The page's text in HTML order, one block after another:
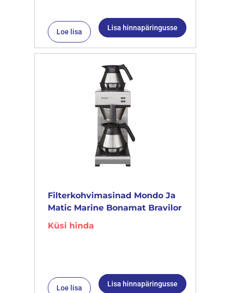
Loe lisa Lisa hinnapäringusse
Filterkohvimasinad Mondo Ja
Matic Marine Bonamat Bravilor
Küsi hinda
Loe lisa Lisa hinnapäringusse